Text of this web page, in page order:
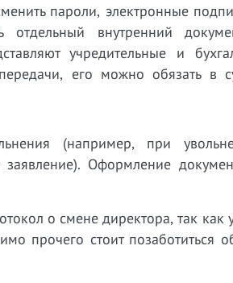
пароли, электронные
внутренний
учредительные и
его можно обязать в
(например, при
Оформление
о смене директора, так как
прочего стоит позаботиться